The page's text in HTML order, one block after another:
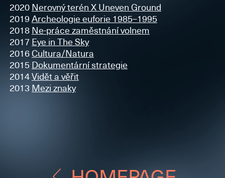
2020 Nerovný terén X Uneven Ground
2019 Archeologie euforie 1985–1995
2018 Ne-práce zaměstnání volnem
2017 Eye in The Sky
2016Cultura/Natura
2015 Dokumentární strategie
2014Vidět a věřit
2013 Mezi znaky